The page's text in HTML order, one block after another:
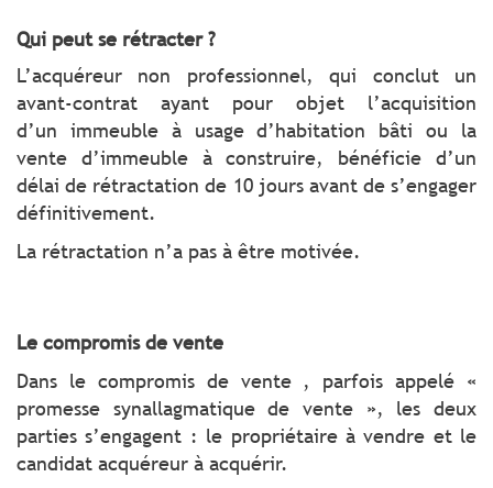
Qui peut se rétracter ?
L’acquéreur non professionnel, qui conclut un
avant-contrat ayant pour objet l’acquisition
d’un immeuble à usage d’habitation bâti ou la
vente d’immeuble à construire, bénéficie d’un
délai de rétractation de 10 jours avant de s’engager
définitivement.
La rétractation n’a pas à être motivée.
Le compromis de vente
Dans le compromis de vente , parfois appelé «
promesse synallagmatique de vente », les deux
parties s’engagent : le propriétaire à vendre et le
candidat acquéreur à acquérir.